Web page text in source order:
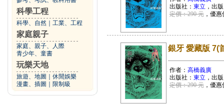
科學工程
科學、自然 工業、工程
家庭親子
家庭、親子、人際
青少年、童書
玩樂天地
旅遊、地圖
休閒娛樂
漫畫、插圖
限制級
出版社： 東立 ，出
定價：290 元，優惠
銀牙 愛藏版 7(
作者： 高橋義廣
出版社： 東立 ，出
定價：290 元，優惠